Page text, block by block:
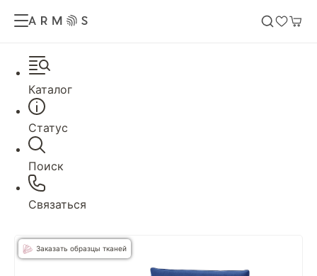
Каталог
Статус
Поиск
Связаться
Заказать образцы тканей